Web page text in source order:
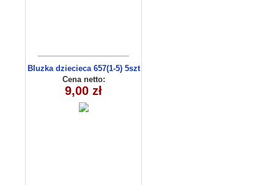
Bluzka dziecieca 657(1-5) 5szt
Cena netto:
9,00 zł